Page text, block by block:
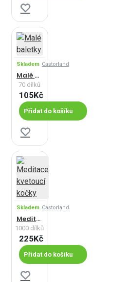
Skladem Castorland
Malé baletky
70 dílků
105Kč
Přidat do košíku
Skladem Castorland
Meditace kvetoucí kočky
1000 dílků
225Kč
Přidat do košíku